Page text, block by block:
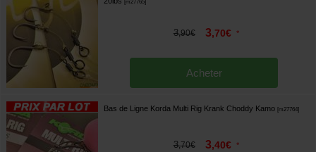
[m27765]
3,90€ 3,70€ *
Acheter
Bas de Ligne Korda Multi Rig Krank Choddy Kamo [m27764]
3,70€ 3,40€ *